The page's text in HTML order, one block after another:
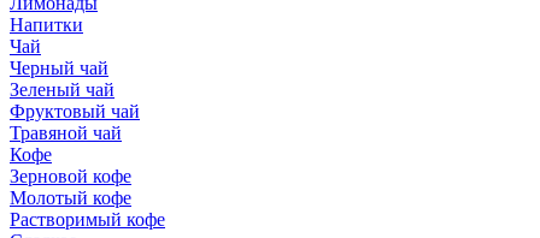
Напитки
Чай
Черный чай
Зеленый чай
Фруктовый чай
Травяной чай
Кофе
Зерновой кофе
Молотый кофе
Растворимый кофе